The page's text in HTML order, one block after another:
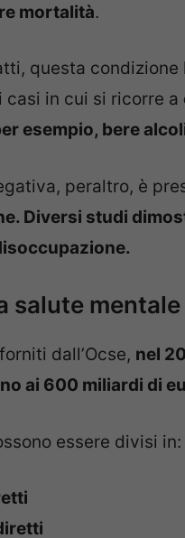
mortalità.
questa
casi in cui si ricorre a
esempio, bere
peraltro, è
Diversi studi
salute mentale
dall’Ocse, nel
ai 600 miliardi di
essere divisi in: